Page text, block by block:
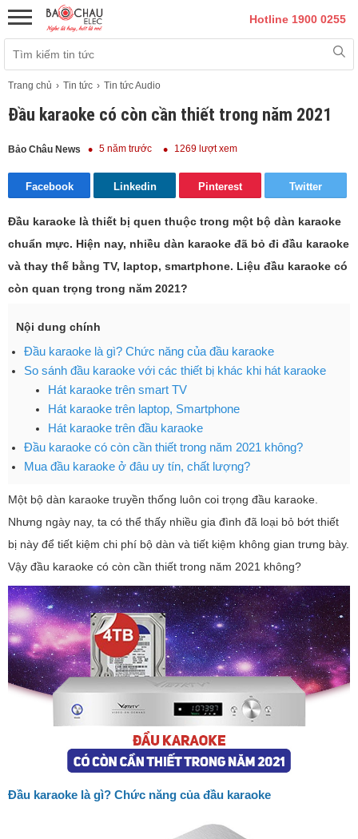
Hotline 1900 0255
Trang chủ Tin tức Tin tức Audio
Đầu karaoke có còn cần thiết trong năm 2021
Bảo Châu News 5 năm trước 1269 lượt xem
Facebook Linkedin Pinterest Twitter
Đầu karaoke là thiết bị quen thuộc trong một bộ dàn karaoke
chuẩn mực. Hiện nay, nhiều dàn karaoke đã bỏ đi đầu karaoke
và thay thế bằng TV, laptop, smartphone. Liệu đầu karaoke có
còn quan trọng trong năm 2021?
Nội dung chính
Đầu karaoke là gì? Chức năng của đầu karaoke
So sánh đầu karaoke với các thiết bị khác khi hát karaoke
Hát karaoke trên smart TV
Hát karaoke trên laptop, Smartphone
Hát karaoke trên đầu karaoke
Đầu karaoke có còn cần thiết trong năm 2021 không?
Mua đầu karaoke ở đâu uy tín, chất lượng?
Một bộ dàn karaoke truyền thống luôn coi trọng đầu karaoke.
Nhưng ngày nay, ta có thể thấy nhiều gia đình đã loại bỏ bớt thiết
bị này để tiết kiệm chi phí bộ dàn và tiết kiệm không gian trưng bày.
Vậy đầu karaoke có còn cần thiết trong năm 2021 không?
Đầu karaoke là gì? Chức năng của đầu karaoke